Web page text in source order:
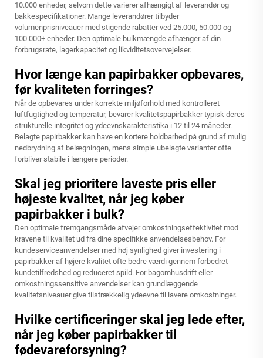
10.000 enheder, selvom dette varierer afhængigt af leverandør og
bakkespecifikationer. Mange leverandører tilbyder
volumenprisniveauer med stigende rabatter ved 25.000, 50.000 og
100.000+ enheder. Den optimale bulkmængde afhænger af din
forbrugsrate, lagerkapacitet og likviditetsovervejelser.
Hvor længe kan papirbakker opbevares,
før kvaliteten forringes?
Når de opbevares under korrekte miljøforhold med kontrolleret
luftfugtighed og temperatur, bevarer kvalitetspapirbakker typisk deres
strukturelle integritet og ydeevnskarakteristika i 12 til 24 måneder.
Belagte papirbakker kan have en kortere holdbarhed på grund af mulig
nedbrydning af belægningen, mens simple ubelagte varianter ofte
forbliver stabile i længere perioder.
Skal jeg prioritere laveste pris eller
højeste kvalitet, når jeg køber
papirbakker i bulk?
Den optimale fremgangsmåde afvejer omkostningseffektivitet mod
kravene til kvalitet ud fra dine specifikke anvendelsesbehov. For
kundeserviceanvendelser med høj synlighed giver investering i
papirbakker af højere kvalitet ofte bedre værdi gennem forbedret
kundetilfredshed og reduceret spild. For bagomhusdrift eller
omkostningssensitive anvendelser kan grundlæggende
kvalitetsniveauer give tilstrækkelig ydeevne til lavere omkostninger.
Hvilke certificeringer skal jeg lede efter,
når jeg køber papirbakker til
fødevareforsyning?